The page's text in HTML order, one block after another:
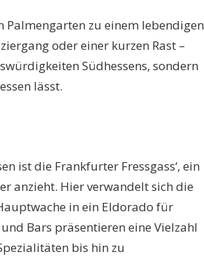
Palmengarten zu einem lebendigen
oder einer kurzen Rast –
Südhessens, sondern
lässt.
ist die Frankfurter Fressgass‘, ein
anzieht. Hier verwandelt sich die
in ein Eldorado für
Bars präsentieren eine Vielzahl
bis hin zu